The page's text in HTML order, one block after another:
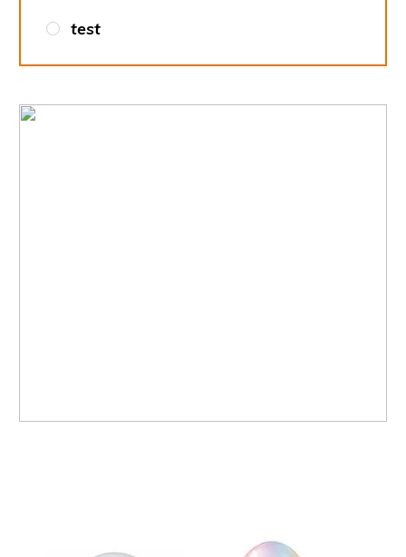
test